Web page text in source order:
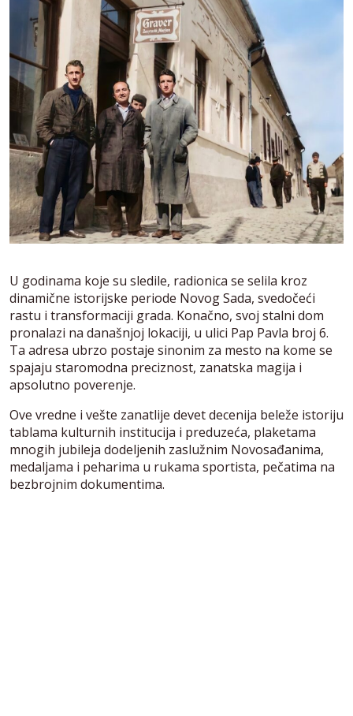
U godinama koje su sledile, radionica se selila kroz
dinamične istorijske periode Novog Sada, svedočeći
rastu i transformaciji grada. Konačno, svoj stalni dom
pronalazi na današnjoj lokaciji, u ulici Pap Pavla broj 6.
Ta adresa ubrzo postaje sinonim za mesto na kome se
spajaju staromodna preciznost, zanatska magija i
apsolutno poverenje.
Ove vredne i vešte zanatlije devet decenija beleže istoriju
tablama kulturnih institucija i preduzeća, plaketama
mnogih jubileja dodeljenih zaslužnim Novosađanima,
medaljama i peharima u rukama sportista, pečatima na
bezbrojnim dokumentima.